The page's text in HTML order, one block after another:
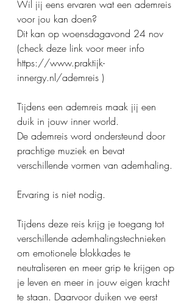
Wil jij eens ervaren wat een ademreis
voor jou kan doen?
Dit kan op woensdagavond 24 nov
(check deze link voor meer info
https://www.praktijk-
innergy.nl/ademreis )
Tijdens een ademreis maak jij een
duik in jouw inner world.
De ademreis word ondersteund door
prachtige muziek en bevat
verschillende vormen van ademhaling.
Ervaring is niet nodig.
Tijdens deze reis krijg je toegang tot
verschillende ademhalingstechnieken
om emotionele blokkades te
neutraliseren en meer grip te krijgen op
je leven en meer in jouw eigen kracht
te staan. Daarvoor duiken we eerst